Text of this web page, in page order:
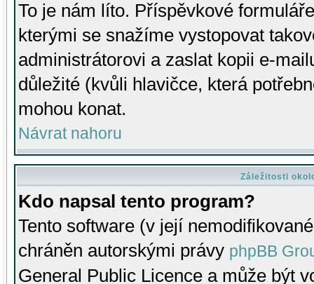
To je nám líto. Příspěvkové
kterými se snažíme vystopovat
administrátorovi a zaslat kopii e-
důležité (kvůli hlavičce, která
mohou konat.
Návrat nahoru
Záležitosti
Kdo napsal tento program?
Tento software (v její
chráněn autorskými právy phpBB
General Public Licence a může být